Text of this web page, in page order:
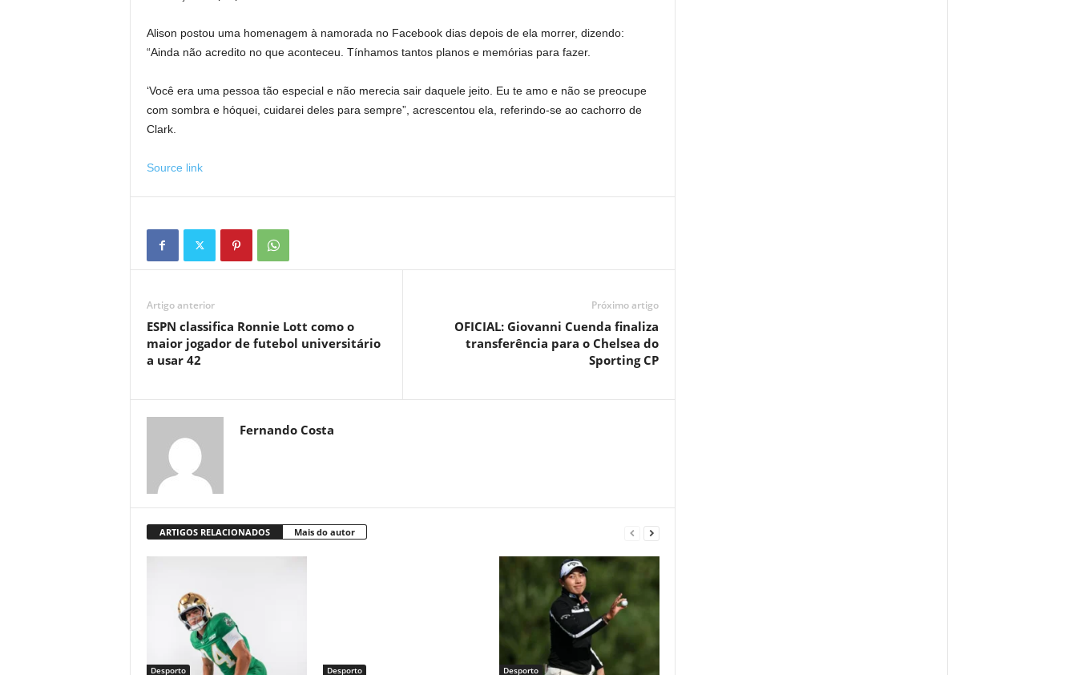
Alison postou uma homenagem à namorada no Facebook dias depois de ela morrer, dizendo:
“Ainda não acredito no que aconteceu. Tínhamos tantos planos e memórias para fazer.
‘Você era uma pessoa tão especial e não merecia sair daquele jeito. Eu te amo e não se preocupe
com sombra e hóquei, cuidarei deles para sempre”, acrescentou ela, referindo-se ao cachorro de
Clark.
Source link
Artigo anterior
ESPN classifica Ronnie Lott como o
maior jogador de futebol universitário
a usar 42
Próximo artigo
OFICIAL: Giovanni Cuenda finaliza
transferência para o Chelsea do
Sporting CP
Fernando Costa
ARTIGOS RELACIONADOS Mais do autor
Desporto Desporto Desporto